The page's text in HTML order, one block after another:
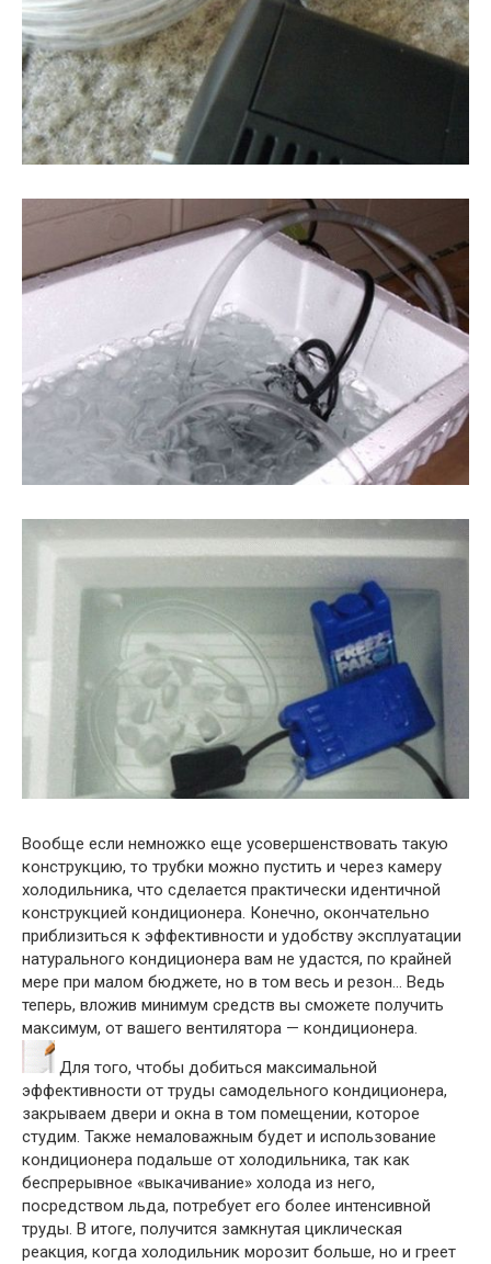
Вообще если немножко еще усовершенствовать такую
конструкцию, то трубки можно пустить и через камеру
холодильника, что сделается практически идентичной
конструкцией кондиционера. Конечно, окончательно
приблизиться к эффективности и удобству эксплуатации
натурального кондиционера вам не удастся, по крайней
мере при малом бюджете, но в том весь и резон… Ведь
теперь, вложив минимум средств вы сможете получить
максимум, от вашего вентилятора — кондиционера.
Для того, чтобы добиться максимальной
эффективности от труды самодельного кондиционера,
закрываем двери и окна в том помещении, которое
студим. Также немаловажным будет и использование
кондиционера подальше от холодильника, так как
беспрерывное «выкачивание» холода из него,
посредством льда, потребует его более интенсивной
труды. В итоге, получится замкнутая циклическая
реакция, когда холодильник морозит больше, но и греет